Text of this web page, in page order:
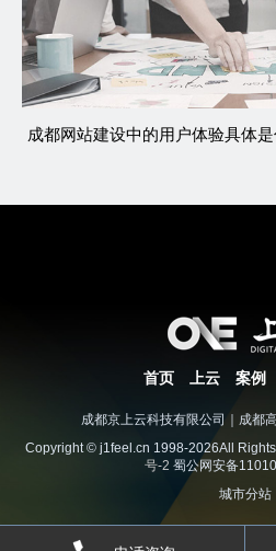
成都网站建设中的用户体验具体是
首页 上云 案例
成都京上云科技有限公司｜成都
Copyright © j1feel.cn 1998-2026All
号-2 蜀公网安备
城市分站